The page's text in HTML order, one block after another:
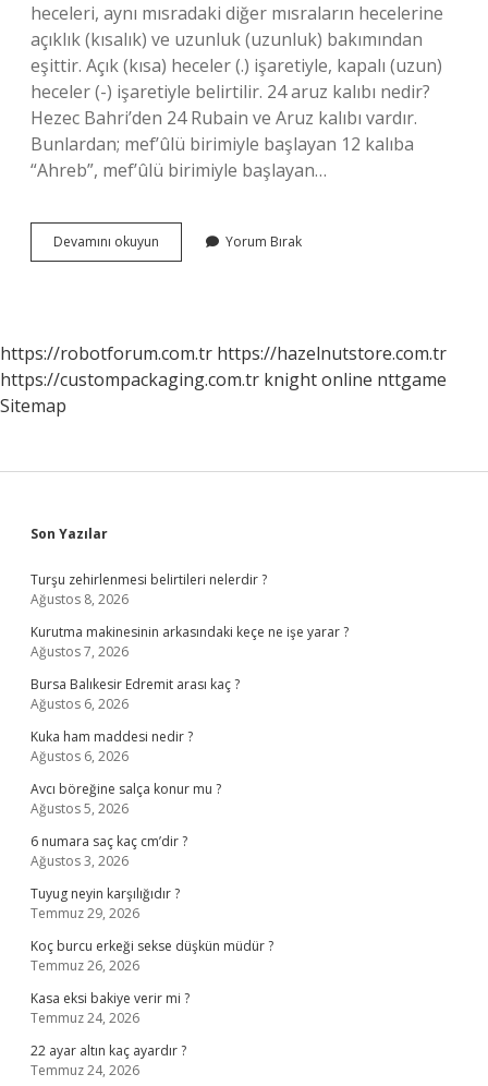
heceleri, aynı mısradaki diğer mısraların hecelerine
açıklık (kısalık) ve uzunluk (uzunluk) bakımından
eşittir. Açık (kısa) heceler (.) işaretiyle, kapalı (uzun)
heceler (-) işaretiyle belirtilir. 24 aruz kalıbı nedir?
Hezec Bahri’den 24 Rubain ve Aruz kalıbı vardır.
Bunlardan; mef’ûlü birimiyle başlayan 12 kalıba
“Ahreb”, mef’ûlü birimiyle başlayan…
Devamını okuyun
Kalıpları
Yorum Bırak
https://robotforum.com.tr https://hazelnutstore.com.tr
https://custompackaging.com.tr knight online nttgame
Sitemap
Sidebar
Son Yazılar
Turşu zehirlenmesi belirtileri nelerdir ?
Ağustos 8, 2026
Kurutma makinesinin arkasındaki keçe ne işe yarar ?
Ağustos 7, 2026
Bursa Balıkesir Edremit arası kaç ?
Ağustos 6, 2026
Kuka ham maddesi nedir ?
Ağustos 6, 2026
Avcı böreğine salça konur mu ?
Ağustos 5, 2026
6 numara saç kaç cm’dir ?
Ağustos 3, 2026
Tuyug neyin karşılığıdır ?
Temmuz 29, 2026
Koç burcu erkeği sekse düşkün müdür ?
Temmuz 26, 2026
Kasa eksi bakiye verir mi ?
Temmuz 24, 2026
22 ayar altın kaç ayardır ?
Temmuz 24, 2026